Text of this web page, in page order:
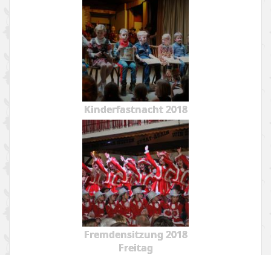
Kinderfastnacht 2018
Fremdensitzung 2018
Freitag